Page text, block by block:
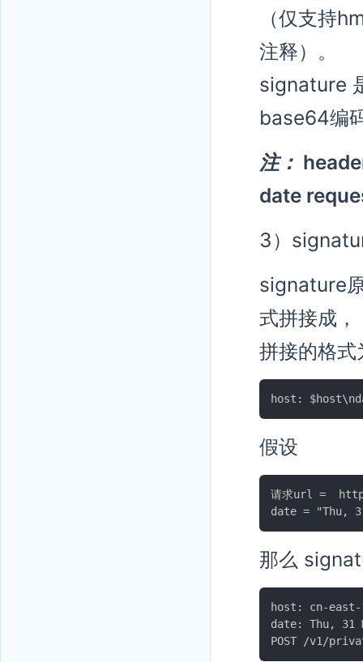
（仅支持
注释）。
signature
base64编
注：
date
3）
signature
式拼接成，
拼接的格式
假设
请求url =
那么
host: cn-
date: Thu, 31